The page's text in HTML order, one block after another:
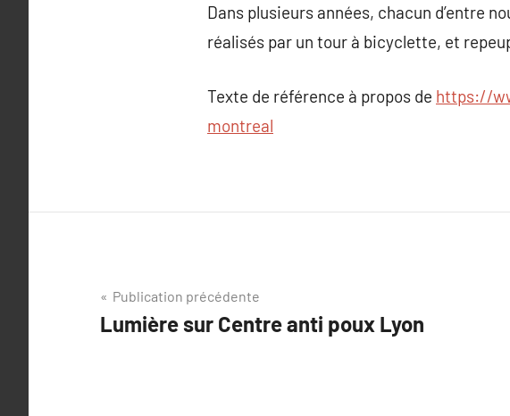
Dans plusieurs années, chacun d’entre
réalisés par un tour à bicyclette, et
Texte de référence à propos de https://
montreal
Navigation
de
Publication précédente
Lumière sur Centre anti poux Lyon